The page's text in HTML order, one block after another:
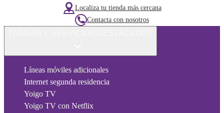
Localiza tu tienda más cercana
Contacta con nosotros
Líneas móviles adicionales
Internet segunda residencia
Yoigo TV
Yoigo TV con Netflix